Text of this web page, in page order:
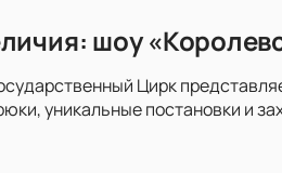
шоу
Цирк
уникальные постановки и